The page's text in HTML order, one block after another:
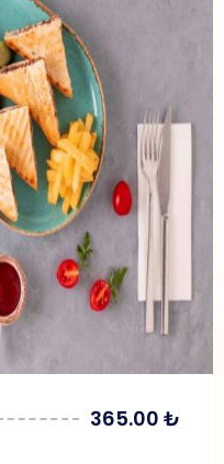
365.00 ₺